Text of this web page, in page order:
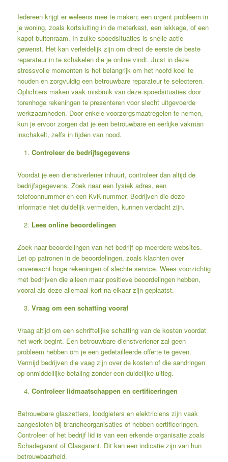
Iedereen krijgt er weleens mee te maken; een urgent probleem in
je woning, zoals kortsluiting in de meterkast, een lekkage, of een
kapot buitenraam. In zulke spoedsituaties is snelle actie
gewenst. Het kan verleidelijk zijn om direct de eerste de beste
reparateur in te schakelen die je online vindt. Juist in deze
stressvolle momenten is het belangrijk om het hoofd koel te
houden en zorgvuldig een betrouwbare reparateur te selecteren.
Oplichters maken vaak misbruik van deze spoedsituaties door
torenhoge rekeningen te presenteren voor slecht uitgevoerde
werkzaamheden. Door enkele voorzorgsmaatregelen te nemen,
kun je ervoor zorgen dat je een betrouwbare en eerlijke vakman
inschakelt, zelfs in tijden van nood.
Controleer de bedrijfsgegevens
Voordat je een dienstverlener inhuurt, controleer dan altijd de
bedrijfsgegevens. Zoek naar een fysiek adres, een
telefoonnummer en een KvK-nummer. Bedrijven die deze
informatie niet duidelijk vermelden, kunnen verdacht zijn.
Lees online beoordelingen
Zoek naar beoordelingen van het bedrijf op meerdere websites.
Let op patronen in de beoordelingen, zoals klachten over
onverwacht hoge rekeningen of slechte service. Wees voorzichtig
met bedrijven die alleen maar positieve beoordelingen hebben,
vooral als deze allemaal kort na elkaar zijn geplaatst.
Vraag om een schatting vooraf
Vraag altijd om een schriftelijke schatting van de kosten voordat
het werk begint. Een betrouwbare dienstverlener zal geen
probleem hebben om je een gedetailleerde offerte te geven.
Vermijd bedrijven die vaag zijn over de kosten of die aandringen
op onmiddellijke betaling zonder een duidelijke uitleg.
Controleer lidmaatschappen en certificeringen
Betrouwbare glaszetters, loodgieters en elektriciens zijn vaak
aangesloten bij brancheorganisaties of hebben certificeringen.
Controleer of het bedrijf lid is van een erkende organisatie zoals
Schadegarant of Glasgarant. Dit kan een indicatie zijn van hun
betrouwbaarheid.